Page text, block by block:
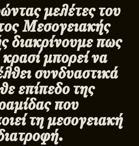
μελέτες του
Μεσογειακής
διακρίνουμε πως
κρασί μπορεί να
συνδυαστικά
επίπεδο της
που
τη μεσογειακή